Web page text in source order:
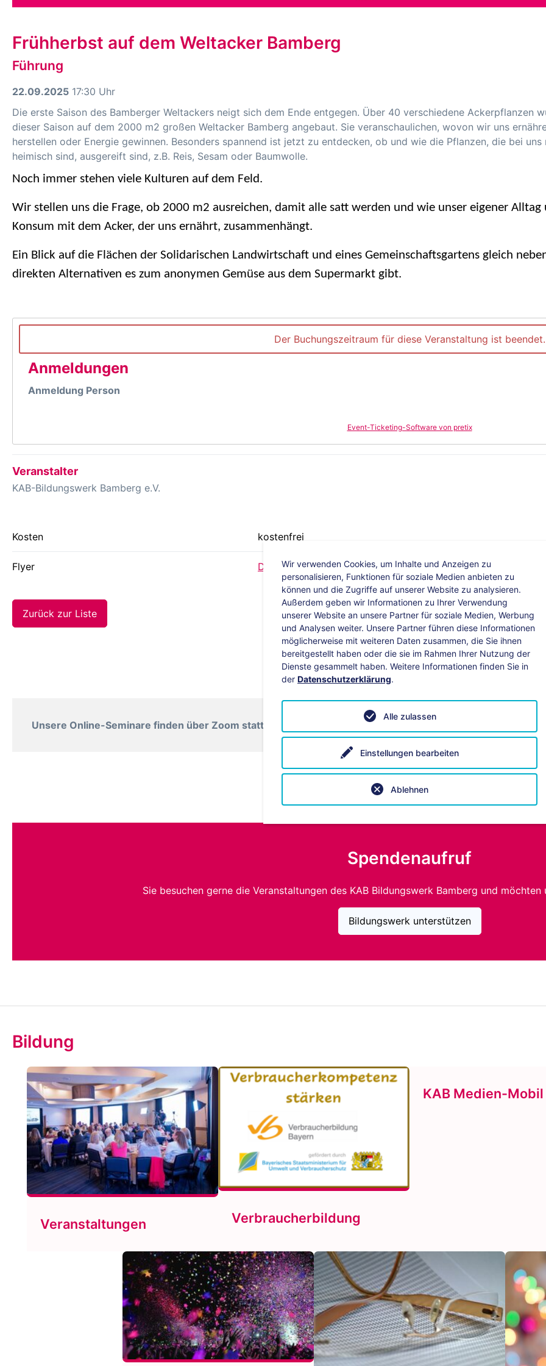
Frühherbst auf dem Weltacker Bamberg
Führung
22.09.2025 17:30 Uhr
Die erste Saison des Bamberger Weltackers neigt sich dem Ende entgegen. Über 40 verschiedene Ackerpflanzen
dieser Saison auf dem 2000 m2 großen Weltacker Bamberg angebaut. Sie veranschaulichen, wovon wir uns
herstellen oder Energie gewinnen. Besonders spannend ist jetzt zu entdecken, ob und wie die Pflanzen, die bei uns
heimisch sind, ausgereift sind, z.B. Reis, Sesam oder Baumwolle.
Noch immer stehen viele Kulturen auf dem Feld.
Wir stellen uns die Frage, ob 2000 m2 ausreichen, damit alle satt werden und wie unser eigener Alltag
Konsum mit dem Acker, der uns ernährt, zusammenhängt.
Ein Blick auf die Flächen der Solidarischen Landwirtschaft und eines Gemeinschaftsgartens gleich
direkten Alternativen es zum anonymen Gemüse aus dem Supermarkt gibt.
Der Buchungszeitraum für diese Veranstaltung ist beendet.
Anmeldungen
Anmeldung Person
Event-Ticketing-Software von pretix
Veranstalter
KAB-Bildungswerk Bamberg e.V.
Kosten kostenfrei
Flyer Download - Flyer_Fruehherbst auf demWeltacker (pdf, 540
Zurück zur Liste
Unsere Online-Seminare finden über Zoom statt. Bei technischen Fragen hilft unsere
Spendenaufruf
Sie besuchen gerne die Veranstaltungen des KAB Bildungswerk Bamberg und
Bildungswerk unterstützen
Bildung
Veranstaltungen Verbraucherbildung
KAB Medien-Mobil
Wir verwenden Cookies, um Inhalte und Anzeigen zu
personalisieren, Funktionen für soziale Medien anbieten zu
können und die Zugriffe auf unserer Website zu analysieren.
Außerdem geben wir Informationen zu Ihrer Verwendung
unserer Website an unsere Partner für soziale Medien, Werbung
und Analysen weiter. Unsere Partner führen diese Informationen
möglicherweise mit weiteren Daten zusammen, die Sie ihnen
bereitgestellt haben oder die sie im Rahmen Ihrer Nutzung der
Dienste gesammelt haben. Weitere Informationen finden Sie in
der Datenschutzerklärung.
Einstellungen bearbeiten
Ablehnen
Alle zulassen